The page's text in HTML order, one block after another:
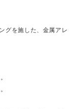
グを施した、金属アレ